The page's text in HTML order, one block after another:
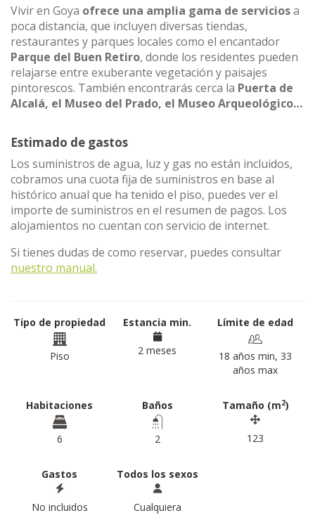
Vivir en Goya ofrece una amplia gama de serviciosa
poca distancia, que incluyen diversas tiendas,
restaurantes y parques locales como el encantador
Parque del Buen Retiro, donde los residentes pueden
relajarse entre exuberante vegetación y paisajes
pintorescos. También encontrarás cerca la Puerta de
Alcalá, el Museo del Prado, el Museo Arqueológico…
Estimado de gastos
Los suministros de agua, luz y gas no están incluidos,
cobramos una cuota fija de suministros en base al
histórico anual que ha tenido el piso, puedes ver el
importe de suministros en el resumen de pagos. Los
alojamientos no cuentan con servicio de internet.
Si tienes dudas de como reservar, puedes consultar
nuestro manual.
Tipo de propiedad
Piso
Estancia min.
2 meses
Límite de edad
18 años min, 33
años max
Habitaciones
6
Baños
2
Tamaño (m2)
123
Gastos
No incluidos
Todos los sexos
Cualquiera